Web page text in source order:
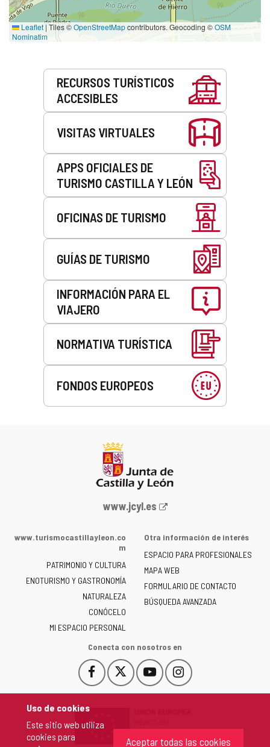
Uso de cookies
Este sitio web utiliza
cookies para
Aceptar todas las cookies
Leaflet |Tiles ©OpenStreetMapcontributors. Geocoding ©OSM
Nominatim
RECURSOS TURÍSTICOS
ACCESIBLES
VISITAS VIRTUALES
APPS OFICIALES DE
TURISMO CASTILLA Y LEÓN
OFICINAS DE TURISMO
GUÍAS DE TURISMO
INFORMACIÓN PARA EL
VIAJERO
NORMATIVA TURÍSTICA
FONDOS EUROPEOS
Portal
la
de
Castilla
y
León
-
www.jcyl.es
www.turismocastillayleon.co
m
PATRIMONIO Y CULTURA
ENOTURISMO Y GASTRONOMÍA
NATURALEZA
CONÓCELO
MI ESPACIO PERSONAL
Otra información de interés
ESPACIO PARA PROFESIONALES
MAPA WEB
FORMULARIO DE CONTACTO
BÚSQUEDA AVANZADA
Conecta con nosotros en
Facebook
Este
enlace
en
Este
enlace
una
YouTube
Este
enlace
una
Instagram
Este
enlace
una